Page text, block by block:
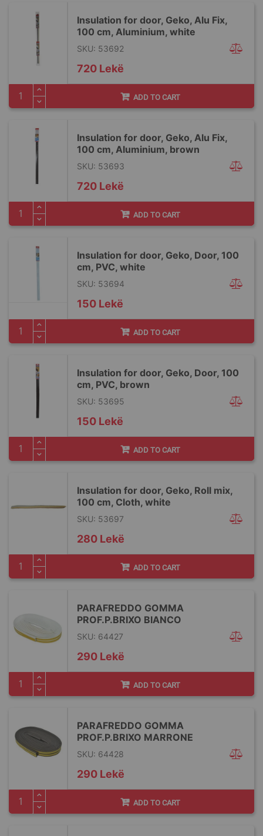
Insulation for door, Geko, Alu Fix,
100 cm, Aluminium, white
SKU: 53692
720 Lekë
ADD TO CART
Insulation for door, Geko, Alu Fix,
100 cm, Aluminium, brown
SKU: 53693
720 Lekë
ADD TO CART
Insulation for door, Geko, Door, 100
cm, PVC, white
SKU: 53694
150 Lekë
ADD TO CART
Insulation for door, Geko, Door, 100
cm, PVC, brown
SKU: 53695
150 Lekë
ADD TO CART
Insulation for door, Geko, Roll mix,
100 cm, Cloth, white
SKU: 53697
280 Lekë
ADD TO CART
PARAFREDDO GOMMA
PROF.P.BRIXO BIANCO
SKU: 64427
290 Lekë
ADD TO CART
PARAFREDDO GOMMA
PROF.P.BRIXO MARRONE
SKU: 64428
290 Lekë
ADD TO CART